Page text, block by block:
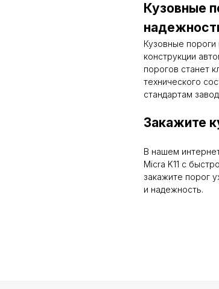
Кузовные
Кузовные
конструкции
порогов станет
технического
стандартам
Закажите
В нашем
Micra K11 с
закажите порог
и надежность.